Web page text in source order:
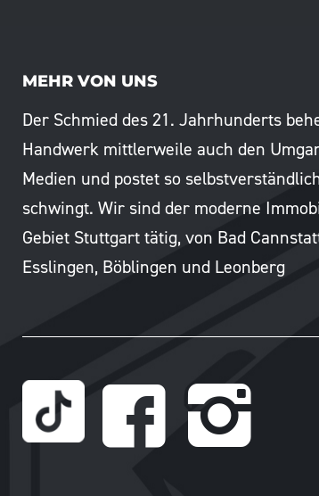
MEHR VON UNS
Der Schmied des 21. Jahrhunderts
Handwerk mittlerweile auch den
Medien und postet so
schwingt. Wir sind der moderne
Gebiet Stuttgart tätig, von Bad
Esslingen, Böblingen und Leonberg